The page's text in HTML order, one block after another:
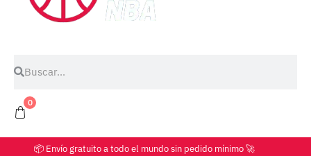
0
📦 Envío gratuito a todo el mundo sin pedido mínimo 🚀